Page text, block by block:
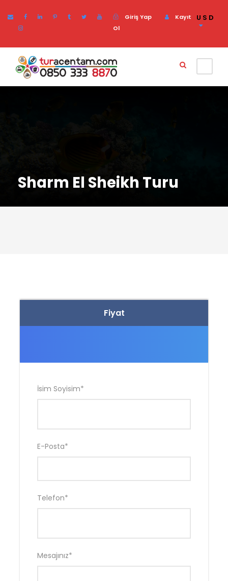
Giriş Yap
Kayıt
Ol
USD
Sharm El Sheikh Turu
Fiyat
İsim Soyisim*
E-Posta*
Telefon*
Mesajınız*